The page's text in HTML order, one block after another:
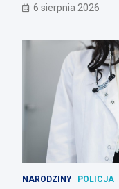
6 sierpnia 2026
NARODZINY POLICJA